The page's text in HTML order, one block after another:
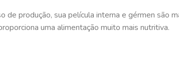
produção, sua película interna e gérmen são
uma alimentação muito mais nutritiva.